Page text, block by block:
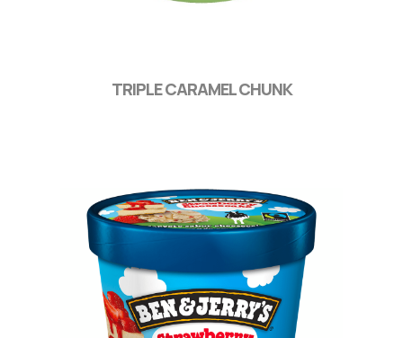
TRIPLE CARAMEL CHUNK